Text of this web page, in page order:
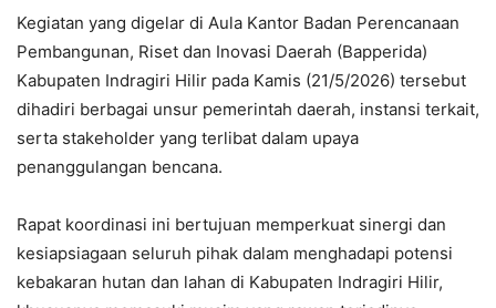
Kegiatan yang digelar di Aula Kantor Badan Perencanaan
Pembangunan, Riset dan Inovasi Daerah (Bapperida)
Kabupaten Indragiri Hilir pada Kamis (21/5/2026) tersebut
dihadiri berbagai unsur pemerintah daerah, instansi terkait,
serta stakeholder yang terlibat dalam upaya
penanggulangan bencana.
Rapat koordinasi ini bertujuan memperkuat sinergi dan
kesiapsiagaan seluruh pihak dalam menghadapi potensi
kebakaran hutan dan lahan di Kabupaten Indragiri Hilir,